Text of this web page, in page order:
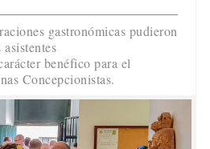
gastronómicas pudieron
benéfico para el
Concepcionistas.